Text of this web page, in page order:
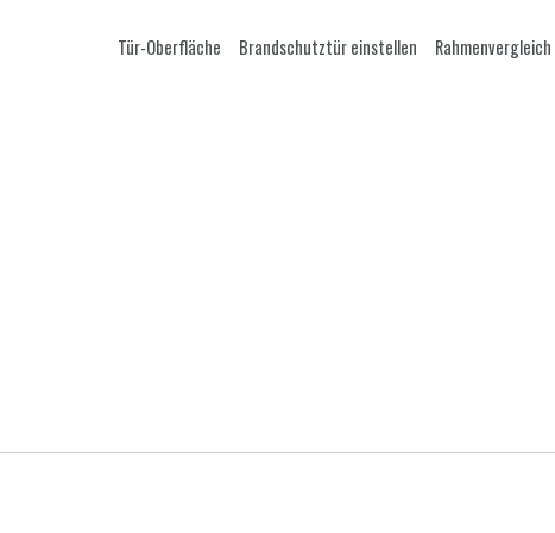
Tür-Oberfläche Brandschutztür einstellen Rahmenvergleich